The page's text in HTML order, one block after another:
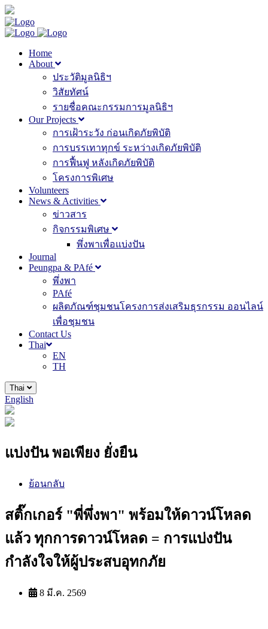
Home
About
ประวัติมูลนิธิฯ
วิสัยทัศน์
รายชื่อคณะกรรมการมูลนิธิฯ
Our Projects
การเฝ้าระวัง ก่อนเกิดภัยพิบัติ
การบรรเทาทุกข์ ระหว่างเกิดภัยพิบัติ
การฟื้นฟู หลังเกิดภัยพิบัติ
โครงการพิเศษ
Volunteers
News & Activities
ข่าวสาร
กิจกรรมพิเศษ
พึ่งพาเพื่อแบ่งปัน
Journal
Peungpa & PAfé
พึ่งพา
PAfé
ผลิตภัณฑ์ชุมชนโครงการส่งเสริมธุรกรรม ออนไลน์
เพื่อชุมชน
Contact Us
Thai
EN
TH
Thai
English
แบ่งปัน พอเพียง ยั่งยืน
ย้อนกลับ
สติ๊กเกอร์ "พี่พึ่งพา" พร้อมให้ดาวน์โหลด
แล้ว ทุกการดาวน์โหลด = การแบ่งปัน
กำลังใจให้ผู้ประสบอุทกภัย
8 มี.ค. 2569